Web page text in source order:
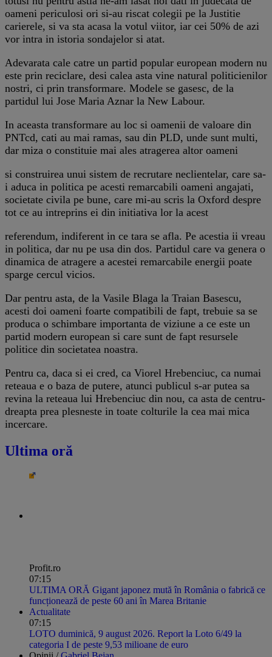
oameni periculosi ori si-au riscat colegii pe la Justitie
carierele, si va sta acasa la votul viitor, iar cei 50% de azi
vor intra in istoria sondajelor si atat.
Adevarata cale catre un partid popular european modern nu
este prin reciclare, desi calea asta vine natural politicienilor
nostri, ci prin transformare. Modele se gasesc, de la
partidul lui Jose Maria Aznar la New Labour.
In aceasta transformare au loc si oamenii de valoare din
PNTcd, cati au mai ramas, sau din PLD, unde sunt multi,
dar miza o constituie mai ales atragerea altor oameni
si construirea unui sistem de recrutare neclientelar, care sa-
i aduca in politica pe acesti remarcabili oameni angajati,
societate civila pe bune, care mi-au scris la Oxford despre
tot ce au intreprins ei din initiativa lor la acest
referendum, indiferent in ce tara se afla. Pe acestia ii vreau
in politica, dar nu pe usa din dos. Partidul care va genera o
dinamica de atragere a acestei remarcabile energii poate
sparge cercul vicios.
Dar pentru asta, de la Vasile Blaga la Traian Basescu,
acesti doi oameni foarte compatibili de fapt, trebuie sa se
produca o schimbare importanta de viziune a ce este un
partid modern european si care sunt de fapt resursele
politice din societatea noastra.
Pentru ca, daca si ei cred, ca Viorel Hrebenciuc, ca numai
reteaua e o baza de putere, atunci publicul s-ar putea sa
revina la reteaua lui Hrebenciuc din nou, ca asta de centru-
dreapta prea plesneste in toate colturile la cea mai mica
incercare.
Ultima oră
Profit.ro
07:15
ULTIMA ORĂ Gigant japonez mută în România o fabrică ce
funcționează de peste 60 ani în Marea Britanie
Actualitate
07:15
LOTO duminică, 9 august 2026. Report la Loto 6/49 la
categoria I de peste 9,53 milioane de euro